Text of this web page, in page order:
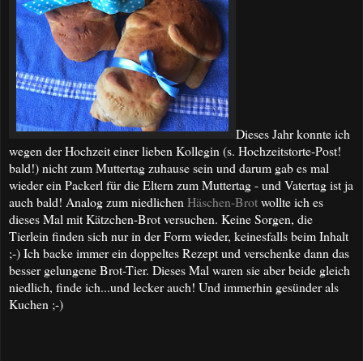
Dieses Jahr konnte ich
wegen der Hochzeit einer lieben Kollegin (s. Hochzeitstorte-Post!
bald!) nicht zum Muttertag zuhause sein und darum gab es mal
wieder ein Packerl für die Eltern zum Muttertag - und Vatertag ist ja
auch bald! Analog zum niedlichen Häschen-Brotwollte ich es
dieses Mal mit Kätzchen-Brot versuchen. Keine Sorgen, die
Tierlein finden sich nur in der Form wieder, keinesfalls beim Inhalt
;-) Ich backe immer ein doppeltes Rezept und verschenke dann das
besser gelungene Brot-Tier. Dieses Mal waren sie aber beide gleich
niedlich, finde ich...und lecker auch! Und immerhin gesünder als
Kuchen ;-)